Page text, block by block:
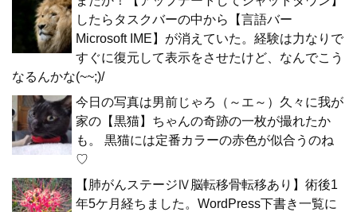
したらタスクバーの中から【言語バー
Microsoft IME】が消えていた。経験は力なりで
すぐに復元して表示をさせたけど、なんでこう
なるんかな(~~;)/
今日の写真は男前じゃろ（～エ～）久々に我が
家の【黒猫】ちゃんの奇跡の一枚が撮れたか
も。 黒猫には定番カラーの赤色が似合うのね
♡
【肺がんステージⅣ脳転移骨転移あり】術後1
年5ケ月経ちました。WordPress下書き一覧に